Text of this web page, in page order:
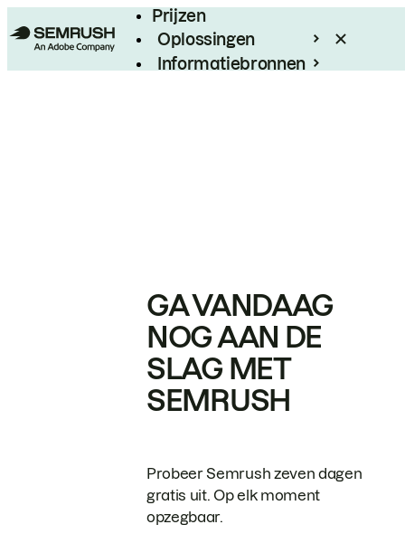
Prijzen
Oplossingen
Informatiebronnen
GA VANDAAG
NOG AAN DE
SLAG MET
SEMRUSH
Probeer Semrush zeven dagen
gratis uit. Op elk moment
opzegbaar.